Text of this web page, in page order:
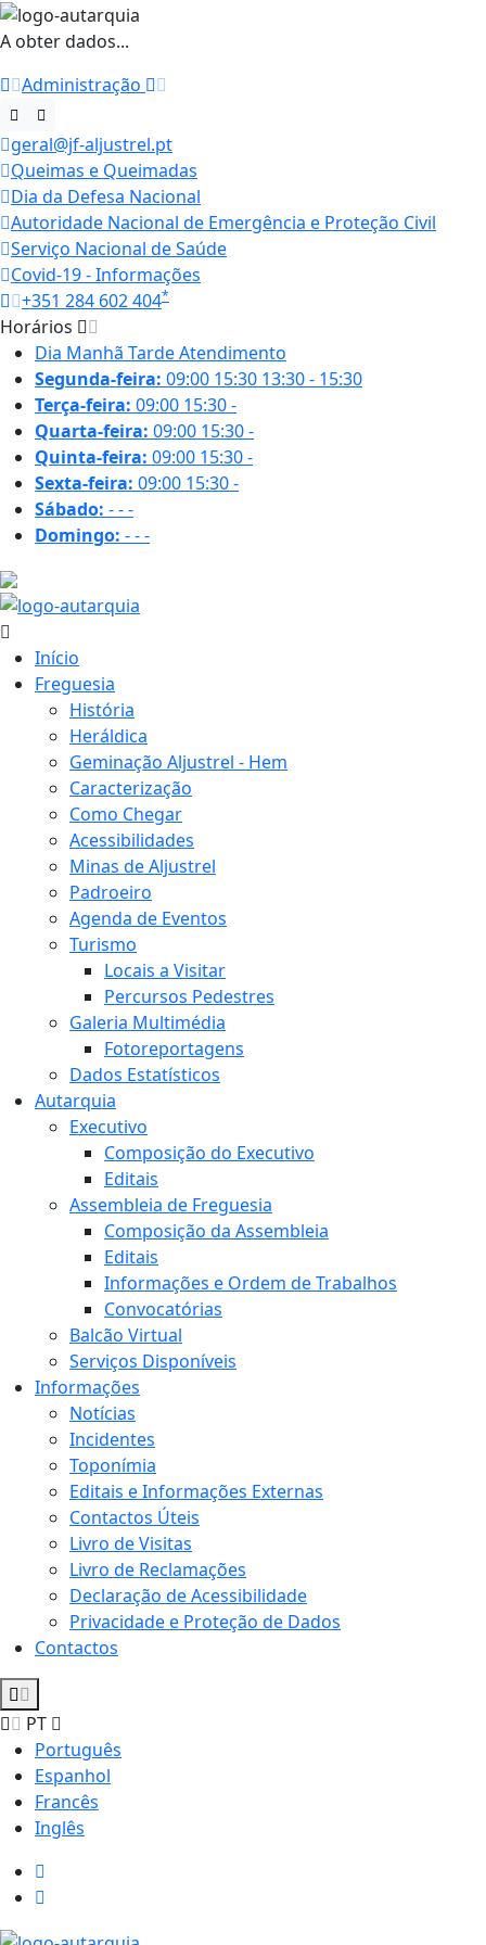
A obter dados...
Administração
geral@jf-aljustrel.pt
Queimas e Queimadas
Dia da Defesa Nacional
Autoridade Nacional de Emergência e Proteção Civil
Serviço Nacional de Saúde
Covid-19 - Informações
+351 284 602 404*
Horários
Dia Manhã TardeAtendimento
Segunda-feira: 09:00 15:30 13:30 - 15:30
Terça-feira: 09:00 15:30-
Quarta-feira: 09:00 15:30-
Quinta-feira: 09:00 15:30-
Sexta-feira: 09:00 15:30-
Sábado: ---
Domingo: ---
Início
Freguesia
História
Heráldica
Geminação Aljustrel - Hem
Caracterização
Como Chegar
Acessibilidades
Minas de Aljustrel
Padroeiro
Agenda de Eventos
Turismo
Locais a Visitar
Percursos Pedestres
Galeria Multimédia
Fotoreportagens
Dados Estatísticos
Autarquia
Executivo
Composição do Executivo
Editais
Assembleia de Freguesia
Composição da Assembleia
Editais
Informações e Ordem de Trabalhos
Convocatórias
Balcão Virtual
Serviços Disponíveis
Informações
Notícias
Incidentes
Toponímia
Editais e Informações Externas
Contactos Úteis
Livro de Visitas
Livro de Reclamações
Declaração de Acessibilidade
Privacidade e Proteção de Dados
Contactos
PT
Português
Espanhol
Francês
Inglês